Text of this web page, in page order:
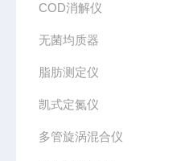
COD消解仪
无菌均质器
脂肪测定仪
凯式定氮仪
多管旋涡混合仪